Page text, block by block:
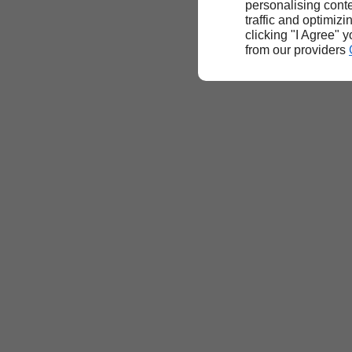
personalising
traffic and
clicking "I Agree"
from our providers